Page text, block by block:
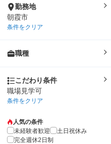
勤務地
朝霞市
条件をクリア
職種
こだわり条件
職場見学可
条件をクリア
人気の条件
未経験者歓迎
土日祝休み
完全週休2日制